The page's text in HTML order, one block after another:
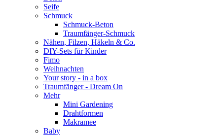
Seife
Schmuck
Schmuck-Beton
Traumfänger-Schmuck
Nähen, Filzen, Häkeln & Co.
DIY-Sets für Kinder
Fimo
Weihnachten
Your story - in a box
Traumfänger - Dream On
Mehr
Mini Gardening
Drahtformen
Makramee
Baby